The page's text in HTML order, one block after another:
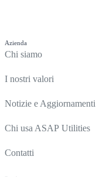
Azienda
Chi siamo
I nostri valori
Notizie e Aggiornamenti
Chi usa ASAP Utilities
Contatti